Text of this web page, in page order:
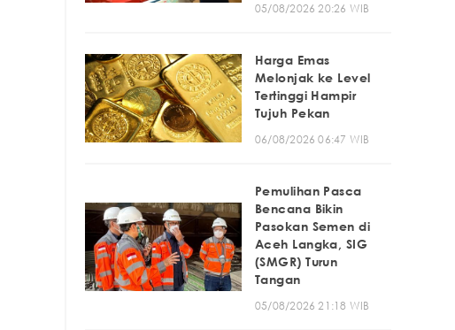
05/08/2026 20:26 WIB
Harga Emas
Melonjak ke Level
Tertinggi Hampir
Tujuh Pekan
06/08/2026 06:47 WIB
Pemulihan Pasca
Bencana Bikin
Pasokan Semen di
Aceh Langka, SIG
(SMGR) Turun
Tangan
05/08/2026 21:18 WIB